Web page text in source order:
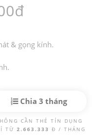
& gọng kính.
Chia 3 tháng
CẦN THẺ TÍN DỤNG
TỪ 2.663.333 Đ / THÁNG